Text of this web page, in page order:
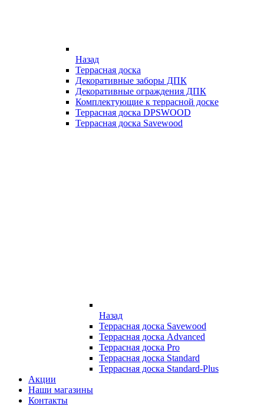
Назад
Террасная доска
Декоративные заборы ДПК
Декоративные ограждения ДПК
Комплектующие к террасной доске
Террасная доска DPSWOOD
Террасная доска Savewood
Назад
Террасная доска Savewood
Террасная доска Advanced
Террасная доска Pro
Террасная доска Standard
Террасная доска Standard-Plus
Акции
Наши магазины
Контакты